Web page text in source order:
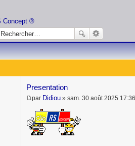
Concept ®
Presentation
M
e
s
s
a
par Didiou » sam. 30 août 2025 17:36